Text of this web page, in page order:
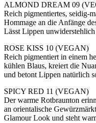
ALMOND DREAM 09
Reich pigmentiertes, seidig-
Hommage an die Anfänge
Lässt Lippen unwiderstehlich
ROSE KISS 10 (VEGAN)
Reich pigmentiert in einem
kühlen Blaus, kreiert die
und betont Lippen natürlich
SPICY RED 11 (VEGAN)
Der warme Rotbraunton
an orientalische
Glamour Look und steht